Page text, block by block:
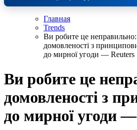
Главная
Trends
Ви робите це
домовленості з
до мирної угоди — Reuters
Ви робите це
домовленості з
до мирної угоди